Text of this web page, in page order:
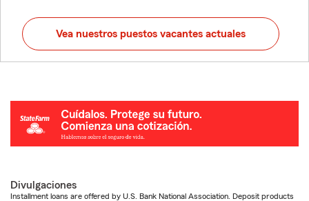
Vea nuestros puestos vacantes actuales
Divulgaciones
Installment loans are offered by U.S. Bank National Association. Deposit products